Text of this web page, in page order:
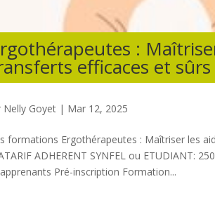
:
efficaces et sûrs
Nelly Goyet | Mar 12, 2025
formations Ergothérapeutes : Maîtriser les
ADHERENT SYNFEL ou ETUDIANT:
Pré-inscription Formation...